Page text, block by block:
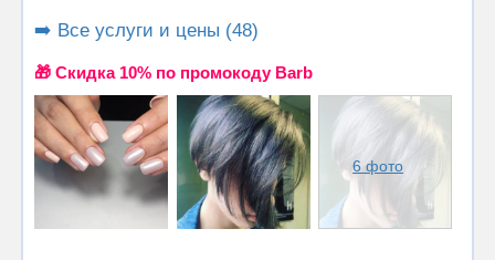
➡️ Все услуги и цены (48)
🎁 Cкидка 10% по промокоду Barb
6 фото